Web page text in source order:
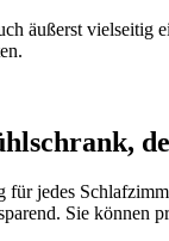
äußerst vielseitig
jedes
Sie